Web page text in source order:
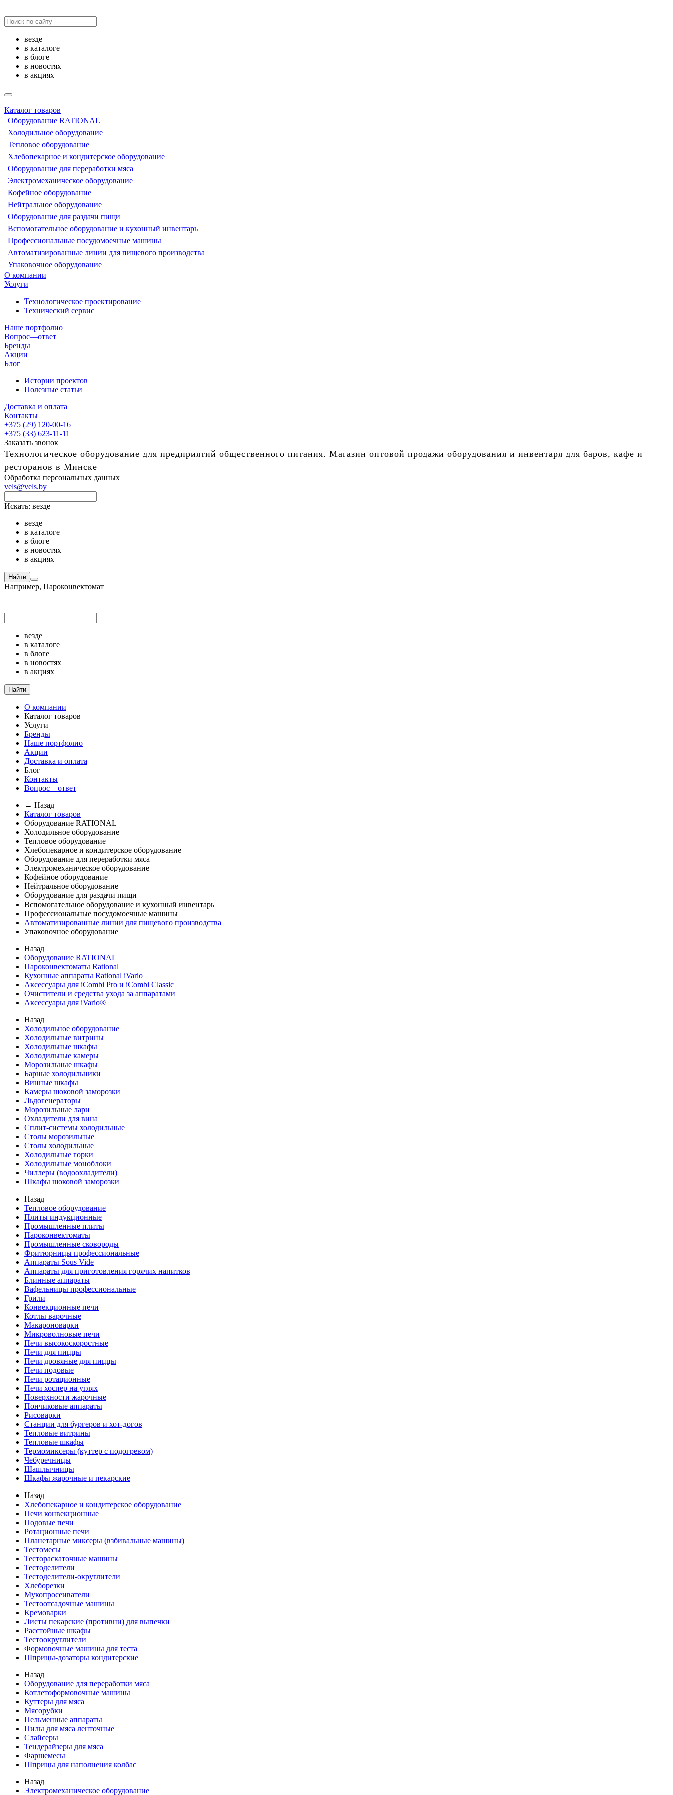
везде
в каталоге
в блоге
в новостях
в акциях
Каталог товаров
Оборудование RATIONAL
Холодильное оборудование
Тепловое оборудование
Хлебопекарное и кондитерское оборудование
Оборудование для переработки мяса
Электромеханическое оборудование
Кофейное оборудование
Нейтральное оборудование
Оборудование для раздачи пищи
Вспомогательное оборудование и кухонный инвентарь
Профессиональные посудомоечные машины
Автоматизированные линии для пищевого производства
Упаковочное оборудование
О компании
Услуги
Технологическое проектирование
Технический сервис
Наше портфолио
Вопрос—ответ
Бренды
Акции
Блог
Истории проектов
Полезные статьи
Доставка и оплата
Контакты
+375 (29) 120-00-16
+375 (33) 623-11-11
Заказать звонок
Технологическое оборудование для предприятий общественного питания. Магазин оптовой продажи оборудования и инвентаря для баров, кафе и
ресторанов в Минске
Обработка персональных данных
vels@vels.by
Искать: везде
везде
в каталоге
в блоге
в новостях
в акциях
Найти
Например, Пароконвектомат
везде
в каталоге
в блоге
в новостях
в акциях
Найти
О компании
Каталог товаров
Услуги
Бренды
Наше портфолио
Акции
Доставка и оплата
Блог
Контакты
Вопрос—ответ
← Назад
Каталог товаров
Оборудование RATIONAL
Холодильное оборудование
Тепловое оборудование
Хлебопекарное и кондитерское оборудование
Оборудование для переработки мяса
Электромеханическое оборудование
Кофейное оборудование
Нейтральное оборудование
Оборудование для раздачи пищи
Вспомогательное оборудование и кухонный инвентарь
Профессиональные посудомоечные машины
Автоматизированные линии для пищевого производства
Упаковочное оборудование
Назад
Оборудование RATIONAL
Пароконвектоматы Rational
Кухонные аппараты Rational iVario
Аксессуары для iCombi Pro и iCombi Classic
Очистители и средства ухода за аппаратами
Аксессуары для iVario®
Назад
Холодильное оборудование
Холодильные витрины
Холодильные шкафы
Холодильные камеры
Морозильные шкафы
Барные холодильники
Винные шкафы
Камеры шоковой заморозки
Льдогенераторы
Морозильные лари
Охладители для вина
Сплит-системы холодильные
Столы морозильные
Столы холодильные
Холодильные горки
Холодильные моноблоки
Чиллеры (водоохладители)
Шкафы шоковой заморозки
Назад
Тепловое оборудование
Плиты индукционные
Промышленные плиты
Пароконвектоматы
Промышленные сковороды
Фритюрницы профессиональные
Аппараты Sous Vide
Аппараты для приготовления горячих напитков
Блинные аппараты
Вафельницы профессиональные
Грили
Конвекционные печи
Котлы варочные
Макароноварки
Микроволновые печи
Печи высокоскоростные
Печи для пиццы
Печи дровяные для пиццы
Печи подовые
Печи ротационные
Печи хоспер на углях
Поверхности жарочные
Пончиковые аппараты
Рисоварки
Станции для бургеров и хот-догов
Тепловые витрины
Тепловые шкафы
Термомиксеры (куттер с подогревом)
Чебуречницы
Шашлычницы
Шкафы жарочные и пекарские
Назад
Хлебопекарное и кондитерское оборудование
Печи конвекционные
Подовые печи
Ротационные печи
Планетарные миксеры (взбивальные машины)
Тестомесы
Тестораскаточные машины
Тестоделители
Тестоделители-округлители
Хлеборезки
Мукопросеиватели
Тестоотсадочные машины
Кремоварки
Листы пекарские (противни) для выпечки
Расстойные шкафы
Тестоокруглители
Формовочные машины для теста
Шприцы-дозаторы кондитерские
Назад
Оборудование для переработки мяса
Котлетоформовочные машины
Куттеры для мяса
Мясорубки
Пельменные аппараты
Пилы для мяса ленточные
Слайсеры
Тендерайзеры для мяса
Фаршемесы
Шприцы для наполнения колбас
Назад
Электромеханическое оборудование